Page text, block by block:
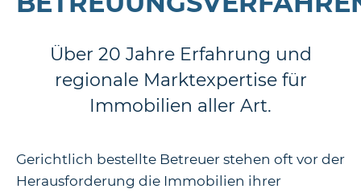
Über 20 Jahre Erfahrung und
regionale Marktexpertise für
Immobilien aller Art.
Gerichtlich bestellte Betreuer stehen oft vor der
Herausforderung die Immobilien ihrer